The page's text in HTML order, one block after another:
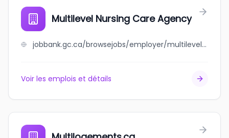
Multilevel Nursing Care Agency
jobbank.gc.ca/browsejobs/employer/multilevel+nursing+care+agency/ca
Voir les emplois et détails